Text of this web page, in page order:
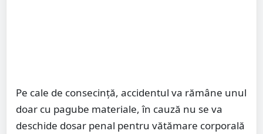
Pe cale de consecință, accidentul va rămâne unul
doar cu pagube materiale, în cauză nu se va
deschide dosar penal pentru vătămare corporală